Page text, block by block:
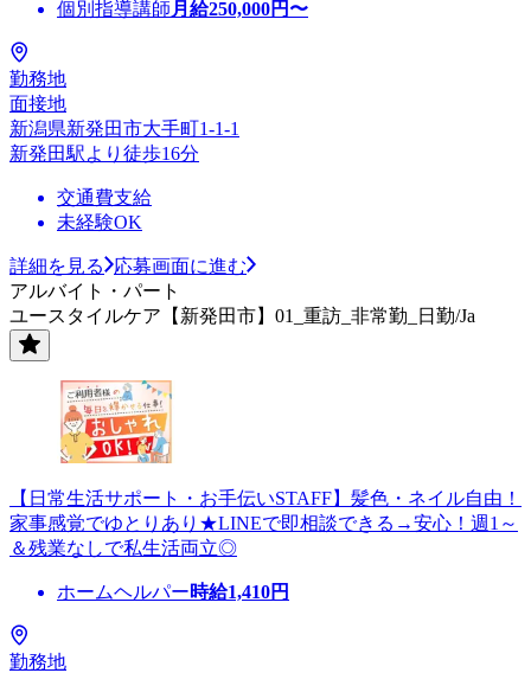
個別指導講師 月給250,000円〜
勤務地
面接地
新潟県新発田市大手町1-1-1
新発田駅より徒歩16分
交通費支給
未経験OK
詳細を見る
応募画面に進む
アルバイト・パート
ユースタイルケア【新発田市】01_重訪_非常勤_日勤/Ja
【日常生活サポート・お手伝いSTAFF】髪色・ネイル自由！
家事感覚でゆとりあり★LINEで即相談できる→安心！週1～
＆残業なしで私生活両立◎
ホームヘルパー時給1,410円
勤務地